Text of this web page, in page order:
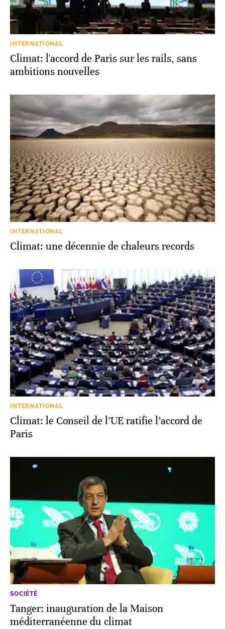
INTERNATIONAL
Climat: l'accord de Paris sur les rails, sans
ambitions nouvelles
INTERNATIONAL
Climat: une décennie de chaleurs records
INTERNATIONAL
Climat: le Conseil de l’UE ratifie l’accord de
Paris
SOCIÉTÉ
Tanger: inauguration de la Maison
méditerranéenne du climat